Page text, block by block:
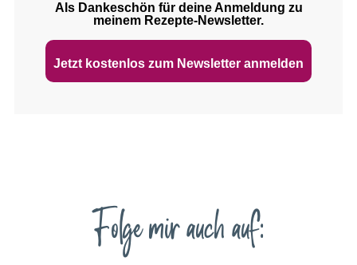
Als Dankeschön für deine Anmeldung zu
meinem Rezepte‑Newsletter.
Jetzt kostenlos zum Newsletter anmelden
Folge mir auch auf: